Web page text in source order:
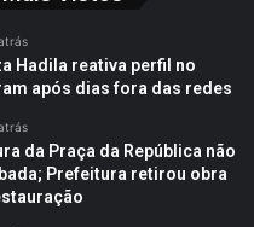
Hadila reativa perfil no
após dias fora das redes
da Praça da República não
Prefeitura retirou obra